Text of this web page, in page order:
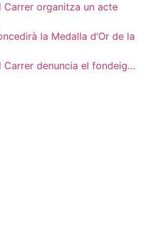
Carrer organitza un acte
la Medalla d’Or de la
Carrer denuncia el fondeig…